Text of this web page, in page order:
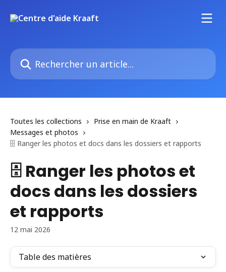
Rechercher un article...
Toutes les collections
Prise en main de Kraaft
Messages et photos
🗄️ Ranger les photos et docs dans les dossiers et rapports
🗄️ Ranger les photos et
docs dans les dossiers
et rapports
12 mai 2026
Table des matières